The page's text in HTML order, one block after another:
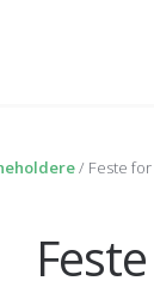
/ Feste for